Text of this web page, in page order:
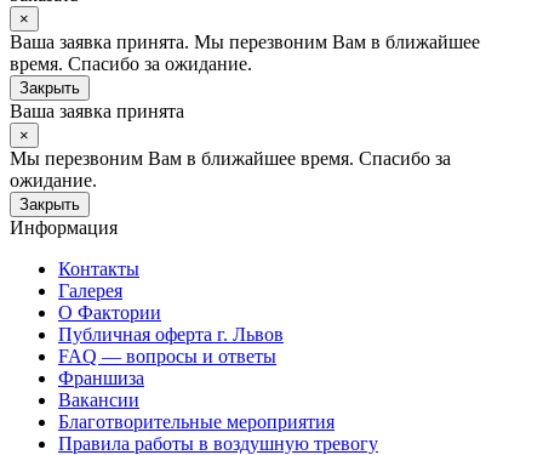
×
Ваша заявка принята. Мы перезвоним Вам в ближайшее
время. Спасибо за ожидание.
Закрыть
Ваша заявка принята
×
Мы перезвоним Вам в ближайшее время. Спасибо за
ожидание.
Закрыть
Информация
Контакты
Галерея
О Фактории
Публичная оферта г. Львов
FAQ — вопросы и ответы
Франшиза
Вакансии
Благотворительные мероприятия
Правила работы в воздушную тревогу